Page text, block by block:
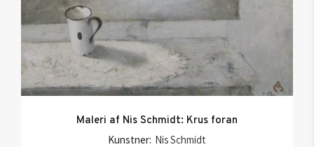
Maleri af Nis Schmidt: Krus foran
Kunstner: Nis Schmidt